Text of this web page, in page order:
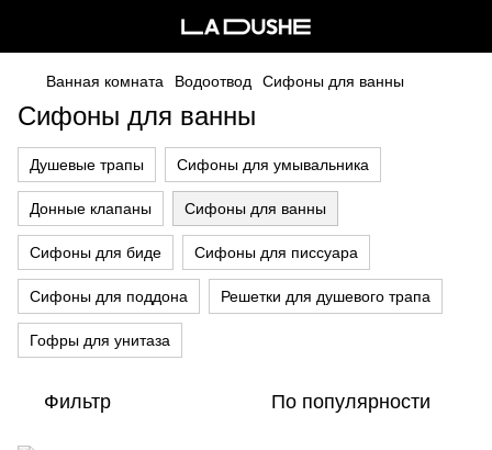
Ванная комната Водоотвод Сифоны для ванны
Сифоны для ванны
Душевые трапы Сифоны для умывальника
Донные клапаны Сифоны для ванны
Сифоны для биде Сифоны для писсуара
Сифоны для поддона Решетки для душевого трапа
Гофры для унитаза
Фильтр По популярности